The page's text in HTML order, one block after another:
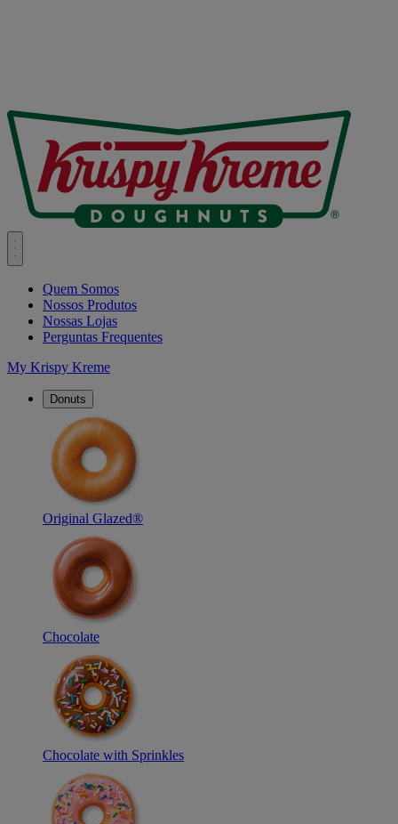
Quem Somos
Nossos Produtos
Nossas Lojas
Perguntas Frequentes
My Krispy Kreme
Donuts
Original Glazed®
Chocolate
Chocolate with Sprinkles